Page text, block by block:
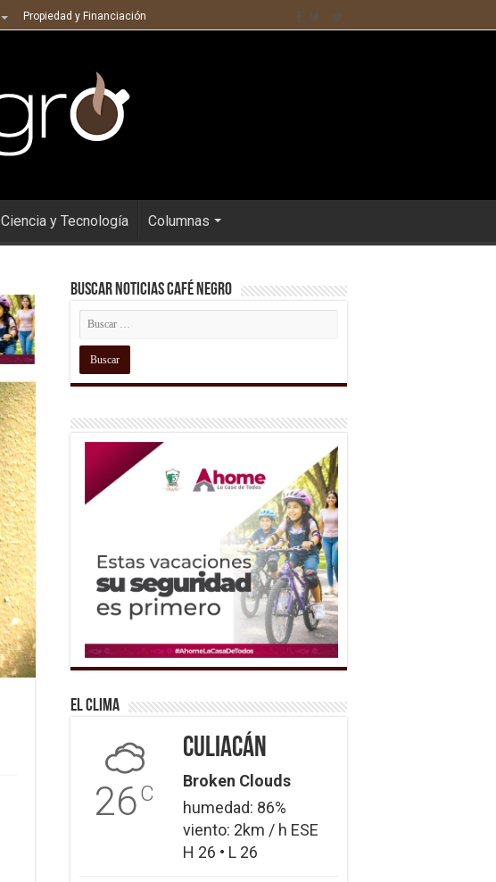
Propiedad y Financiación
Ciencia y Tecnología Columnas
Buscar Noticias Café Negro
El Clima
26C
Culiacán
Broken Clouds
humedad: 86%
viento: 2km / h ESE
H 26 • L 26